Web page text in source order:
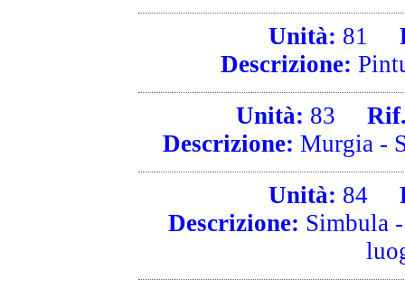
Unità: 81
Descrizione:
Unità: 83
Rif.
Descrizione: Murgia -
Unità: 84
Descrizione: Simbula